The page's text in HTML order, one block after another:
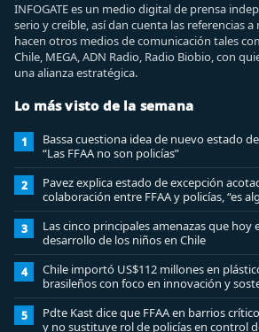
INFOGATE es un medio digital de prensa
serio y creíble, así dan cuenta las referencias
hacen otros medios de comunicación tales
Chile, MEGA, ADN Radio, Radio Biobio, con
una alianza estratégica.
Lo más visto de la semana
1
Bassa cuestiona idea de nuevo estado
“Las FFAA no son policías”
2
Pavez explica estado de excepción
colaboración entre FFAA y policías, “es
analizar”
3
Las cinco principales amenazas que hoy
desarrollo de los niños en Chile
4
Chile importó US$112 millones en
brasileños con foco en innovación y
5
Pdte Kast dice que FFAA en barrios
y no sustituye rol de policías en control